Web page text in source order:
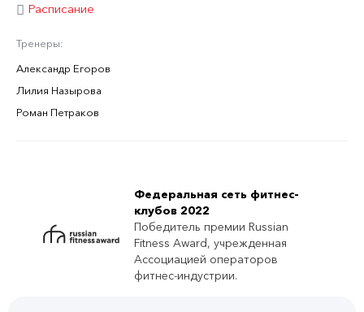
Расписание
Тренеры:
Александр Егоров
Лилия Назырова
Роман Петраков
Федеральная сеть фитнес-
клубов 2022
Победитель премии Russian
Fitness Award, учрежденная
Ассоциацией операторов
фитнес-индустрии.